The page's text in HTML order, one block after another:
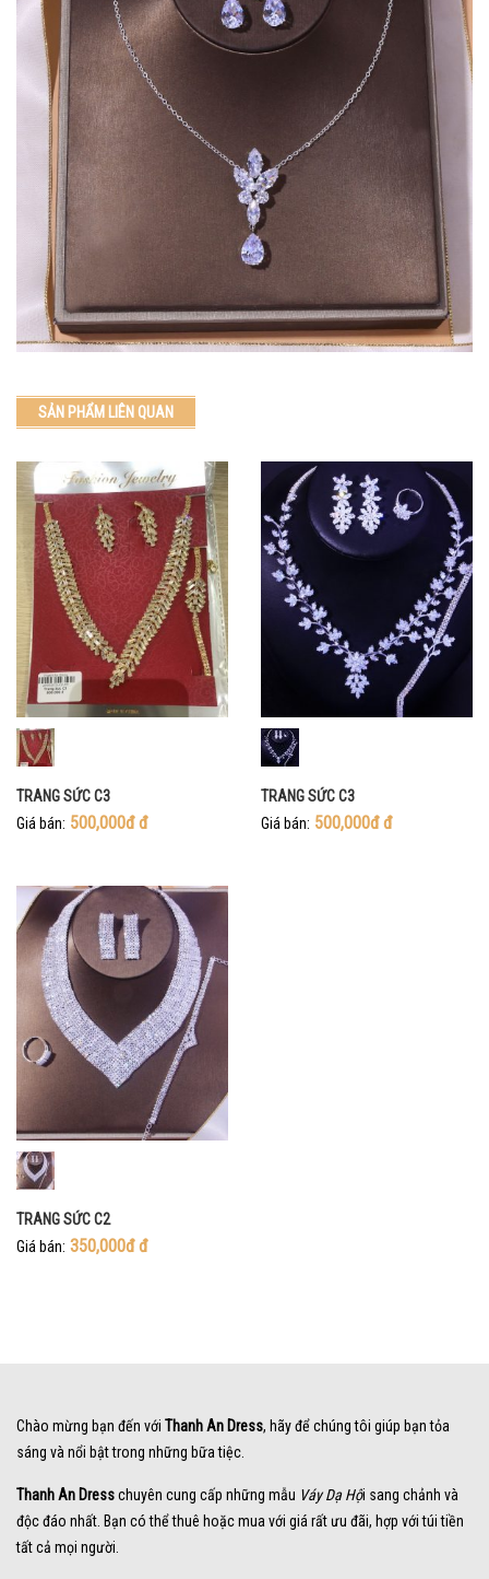
SẢN PHẨM LIÊN QUAN
TRANG SỨC C3
Giá bán: 500,000đđ
TRANG SỨC C3
Giá bán: 500,000đđ
TRANG SỨC C2
Giá bán: 350,000đđ
Chào mừng bạn đến với Thanh An Dress, hãy để chúng tôi giúp bạn tỏa
sáng và nổi bật trong những bữa tiệc.
Thanh An Dresschuyên cung cấp những mẫu Váy Dạ Hội sang chảnh và
độc đáo nhất. Bạn có thể thuê hoặc mua với giá rất ưu đãi, hợp với túi tiền
tất cả mọi người.